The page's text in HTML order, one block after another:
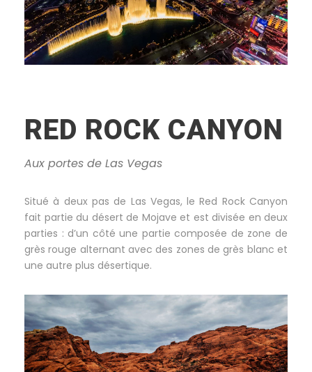
RED ROCK CANYON
Aux portes de Las Vegas
Situé à deux pas de Las Vegas, le Red Rock Canyon
fait partie du désert de Mojave et est divisée en deux
parties : d’un côté une partie composée de zone de
grès rouge alternant avec des zones de grès blanc et
une autre plus désertique.